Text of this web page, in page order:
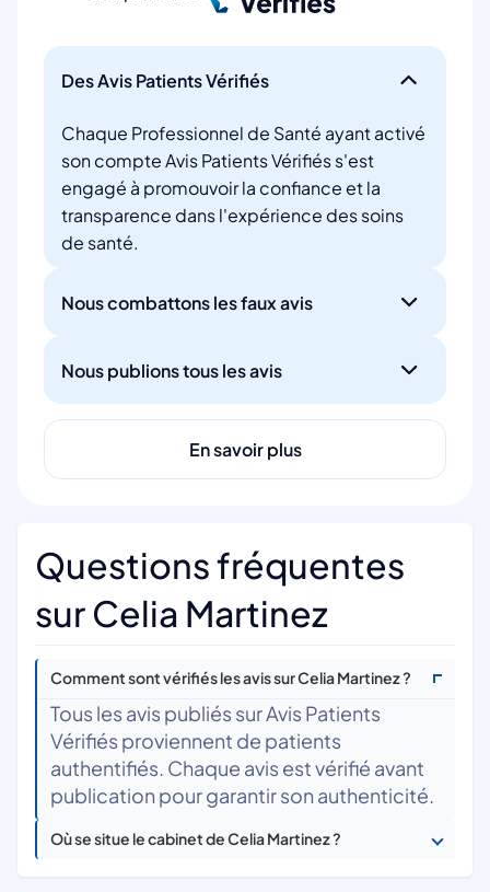
Des Avis Patients Vérifiés
Chaque Professionnel de Santé ayant activé
son compte Avis Patients Vérifiés s'est
engagé à promouvoir la confiance et la
transparence dans l'expérience des soins
de santé.
Nous combattons les faux avis
Nous publions tous les avis
En savoir plus
Questions fréquentes
sur Celia Martinez
Comment sont vérifiés les avis sur Celia Martinez ?
Tous les avis publiés sur Avis Patients
Vérifiés proviennent de patients
authentifiés. Chaque avis est vérifié avant
publication pour garantir son authenticité.
Où se situe le cabinet de Celia Martinez ?